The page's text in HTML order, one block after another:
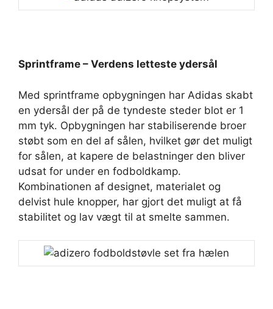
Sprintframe – Verdens letteste ydersål
Med sprintframe opbygningen har Adidas skabt
en ydersål der på de tyndeste steder blot er 1
mm tyk. Opbygningen har stabiliserende broer
støbt som en del af sålen, hvilket gør det muligt
for sålen, at kapere de belastninger den bliver
udsat for under en fodboldkamp.
Kombinationen af designet, materialet og
delvist hule knopper, har gjort det muligt at få
stabilitet og lav vægt til at smelte sammen.